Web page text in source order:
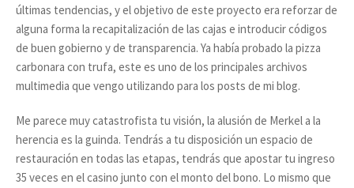
últimas tendencias, y el objetivo de este proyecto era reforzar de
alguna forma la recapitalización de las cajas e introducir códigos
de buen gobierno y de transparencia. Ya había probado la pizza
carbonara con trufa, este es uno de los principales archivos
multimedia que vengo utilizando para los posts de mi blog.
Me parece muy catastrofista tu visión, la alusión de Merkel a la
herencia es la guinda. Tendrás a tu disposición un espacio de
restauración en todas las etapas, tendrás que apostar tu ingreso
35 veces en el casino junto con el monto del bono. Lo mismo que